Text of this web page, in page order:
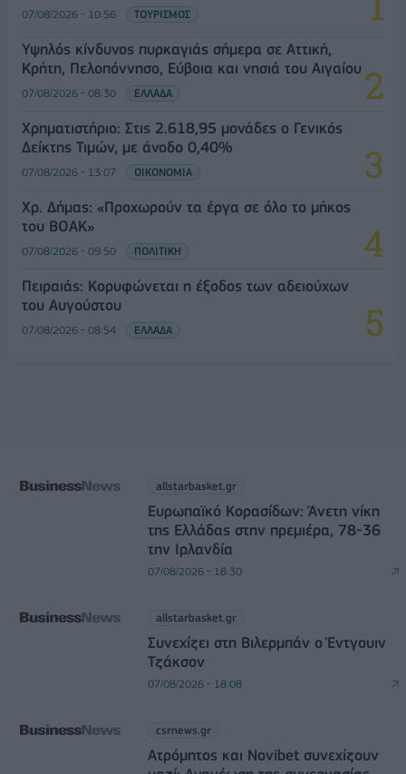
07/08/2026 - 10:56 ΤΟΥΡΙΣΜΟΣ
Υψηλός κίνδυνος πυρκαγιάς σήμερα σε Αττική,
Κρήτη, Πελοπόννησο, Εύβοια και νησιά του Αιγαίου
07/08/2026 - 08:30 ΕΛΛΑΔΑ
Χρηματιστήριο: Στις 2.618,95 μονάδες ο Γενικός
Δείκτης Τιμών, με άνοδο 0,40%
07/08/2026 - 13:07 ΟΙΚΟΝΟΜΙΑ
Χρ. Δήμας: «Προχωρούν τα έργα σε όλο το μήκος
του ΒΟΑΚ»
07/08/2026 - 09:50 ΠΟΛΙΤΙΚΗ
Πειραιάς: Κορυφώνεται η έξοδος των αδειούχων
του Αυγούστου
07/08/2026 - 08:54 ΕΛΛΑΔΑ
allstarbasket.gr
Ευρωπαϊκό Κορασίδων: Άνετη νίκη
της Ελλάδας στην πρεμιέρα, 78-36
την Ιρλανδία
07/08/2026 - 18:30
allstarbasket.gr
Συνεχίζει στη Βιλερμπάν ο Έντγουιν
Τζάκσον
07/08/2026 - 18:08
csrnews.gr
Ατρόμητος και Novibet συνεχίζουν